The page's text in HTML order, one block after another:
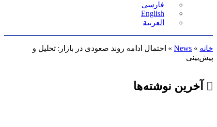
فارسی
English
العربية
خانه»
News
» احتمال ادامه روند صعودی در بازار: تحلیل و
پیش‌بینی
آخرین نوشته‌ها